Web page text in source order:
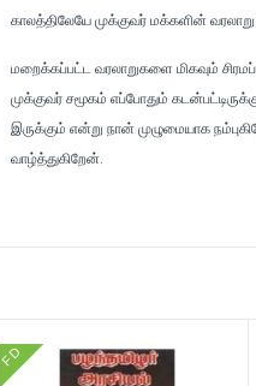
காலத்திலேயே முக்குவர் மக்களின்
மறைக்கப்பட்ட வரலாறுகளை மிகவும்
முக்குவர் சமூகம் எப்போதும்
இருக்கும் என்று நான் முழுமையாக
வாழ்த்துகிறேன்.
-
FD